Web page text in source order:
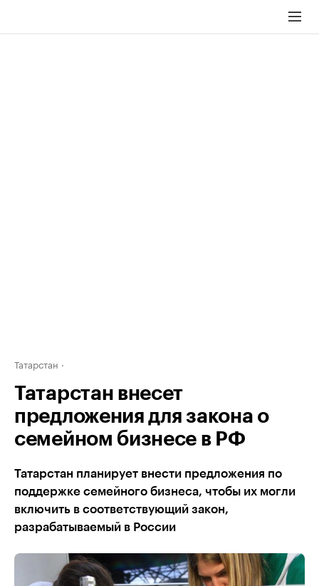
Татарстан
Татарстан внесет
предложения для закона о
семейном бизнесе в РФ
Татарстан планирует внести предложения по
поддержке семейного бизнеса, чтобы их могли
включить в соответствующий закон,
разрабатываемый в России